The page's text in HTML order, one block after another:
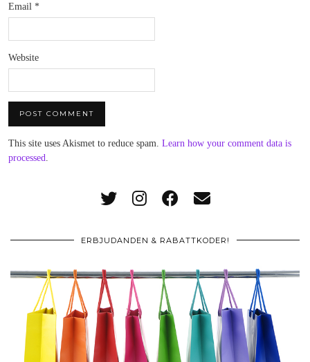
Email *
Website
This site uses Akismet to reduce spam. Learn how your comment data is
processed
ERBJUDANDEN & RABATTKODER!